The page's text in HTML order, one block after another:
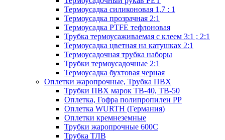
Термоусадка силиконовая 1,7 : 1
Термоусадка прозрачная 2:1
Термоусадка PTFE тефлоновая
Трубка термоусаживаемая с клеем 3:1 ; 2:1
Термоусадка цветная на катушках 2:1
Термоусадочная трубка наборы
Трубки термоусадочные 2:1
Термоусадка бухтовая черная
Оплетки жаропрочные, Трубка ПВХ
Трубки ПВХ марок ТВ-40, ТВ-50
Оплетка, Гофра полипропилен PP
Оплетка WURTH (Германия)
Оплетки кремнеземные
Трубки жаропрочные 600С
Трубка ТЛВ